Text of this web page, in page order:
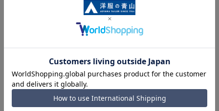
■店舗や各モールサイトと商品在庫を共有しております関係
上、ご注文いただいたタイミングにより欠品が発生し、ご注文
を完了できない場合がございます。予めご了承ください。(お